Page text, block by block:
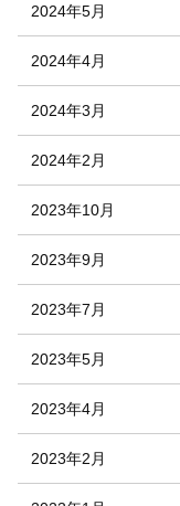
2024年5月
2024年4月
2024年3月
2024年2月
2023年10月
2023年9月
2023年7月
2023年5月
2023年4月
2023年2月